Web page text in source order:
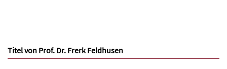
Titel von Prof. Dr. Frerk Feldhusen